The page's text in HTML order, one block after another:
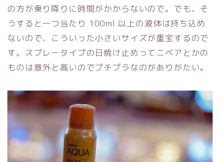
の方が乗り降りに時間がかからないので。でも、そ
うすると一つ当たり 100ml 以上の液体は持ち込め
ないので、こういった小さいサイズが重宝するので
す。スプレータイプの日焼け止めってニベアとかの
ものは意外と高いのでプチプラなのがありがたい。